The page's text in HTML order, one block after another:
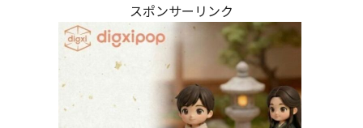
スポンサーリンク